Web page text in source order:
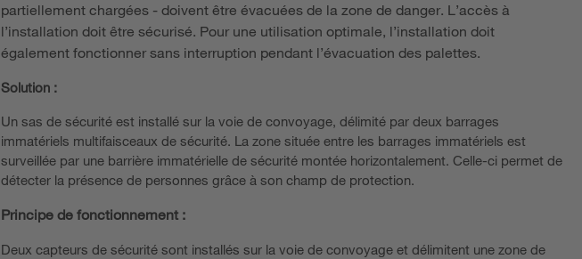
partiellement chargées - doivent être évacuées de la zone de danger. L’accès à
l’installation doit être sécurisé. Pour une utilisation optimale, l’installation doit
également fonctionner sans interruption pendant l’évacuation des palettes.
Solution :
Un sas de sécurité est installé sur la voie de convoyage, délimité par deux barrages
immatériels multifaisceaux de sécurité. La zone située entre les barrages immatériels est
surveillée par une barrière immatérielle de sécurité montée horizontalement. Celle-ci permet de
détecter la présence de personnes grâce à son champ de protection.
Principe de fonctionnement :
Deux capteurs de sécurité sont installés sur la voie de convoyage et délimitent une zone de